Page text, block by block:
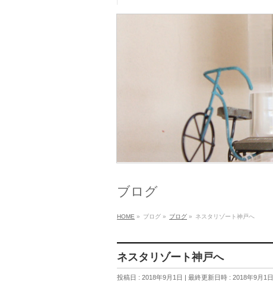
ブログ
HOME » ブログ » ブログ » ネスタリゾート神戸へ
ネスタリゾート神戸へ
投稿日 : 2018年9月1日 最終更新日時 : 2018年9月1日